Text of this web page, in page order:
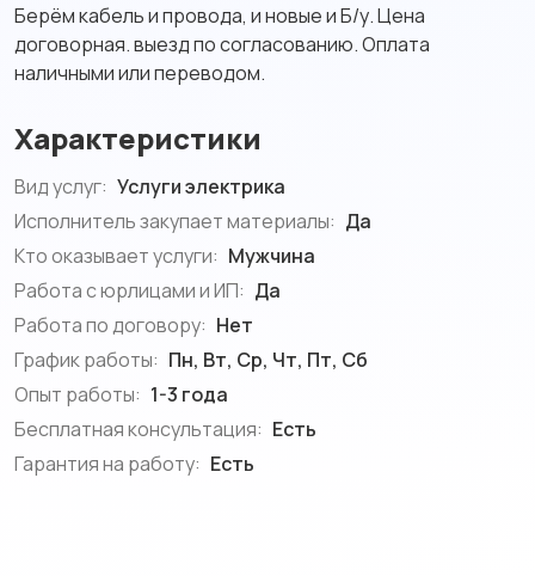
Берём кабель и провода, и новые и Б/у. Цена
договорная. выезд по согласованию. Оплата
наличными или переводом.
Характеристики
Вид услуг: Услуги электрика
Исполнитель закупает материалы: Да
Кто оказывает услуги: Мужчина
Работа с юрлицами и ИП: Да
Работа по договору: Нет
График работы: Пн, Вт, Ср, Чт, Пт, Сб
Опыт работы: 1-3 года
Бесплатная консультация: Есть
Гарантия на работу: Есть